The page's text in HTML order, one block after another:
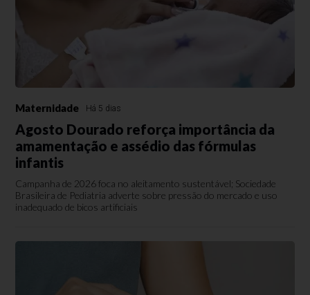
Maternidade Há 5 dias
Agosto Dourado reforça importância da
amamentação e assédio das fórmulas
infantis
Campanha de 2026 foca no aleitamento sustentável; Sociedade
Brasileira de Pediatria adverte sobre pressão do mercado e uso
inadequado de bicos artificiais